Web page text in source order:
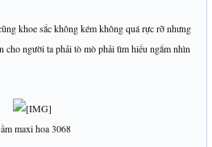
khoe sắc không kém không quá rực rỡ nhưng
cho người ta phải tò mò phải tìm hiểu ngắm nhìn
maxi hoa 3068